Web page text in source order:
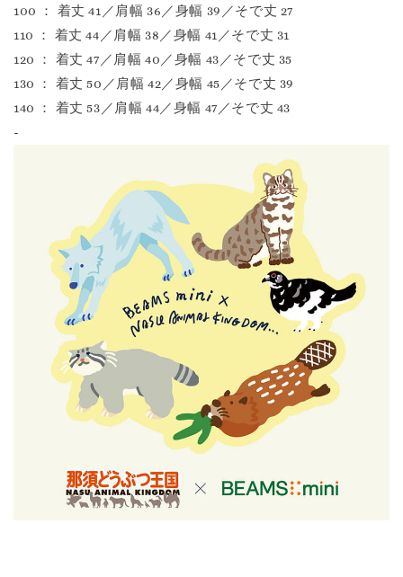
100 ： 着丈 41／肩幅 36／身幅 39／そで丈 27
110 ： 着丈 44／肩幅 38／身幅 41／そで丈 31
120 ： 着丈 47／肩幅 40／身幅 43／そで丈 35
130 ： 着丈 50／肩幅 42／身幅 45／そで丈 39
140 ： 着丈 53／肩幅 44／身幅 47／そで丈 43
-